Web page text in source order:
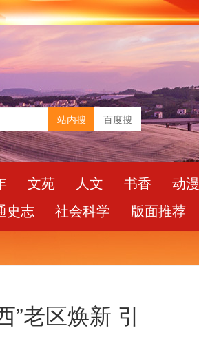
站内搜 百度搜
文苑 人文 书香
动漫
史志
社会科学 版面推荐
”老区焕新 引